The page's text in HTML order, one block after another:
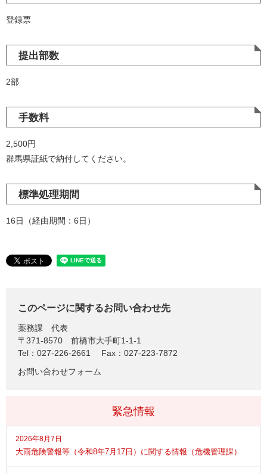
登録票
提出部数
2部
手数料
2,500円
群馬県証紙で納付してください。
標準処理期間
16日（経由期間：6日）
このページに関するお問い合わせ先
薬務課
代表
〒371-8570
前橋市大手町1-1-1
Tel：027-226-2661
Fax：027-223-7872
お問い合わせフォーム
緊急情報
2026年8月7日
大雨危険警報等（令和8年7月17日）に関する情報（危機管理課）